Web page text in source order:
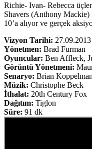
Richie- Ivan- Rebecca
Shavers (Anthony Mackie)
10’a alıyor ve gerçek
Vizyon Tarihi: 27.09.2013
Yönetmen: Brad Furman
Oyuncular: Ben Affleck,
Görüntü Yönetmeni:
Senaryo: Brian Koppelman
Müzik: Christophe Beck
İthalat: 20th Century Fox
Dağıtım: Tiglon
Süre: 91 dk